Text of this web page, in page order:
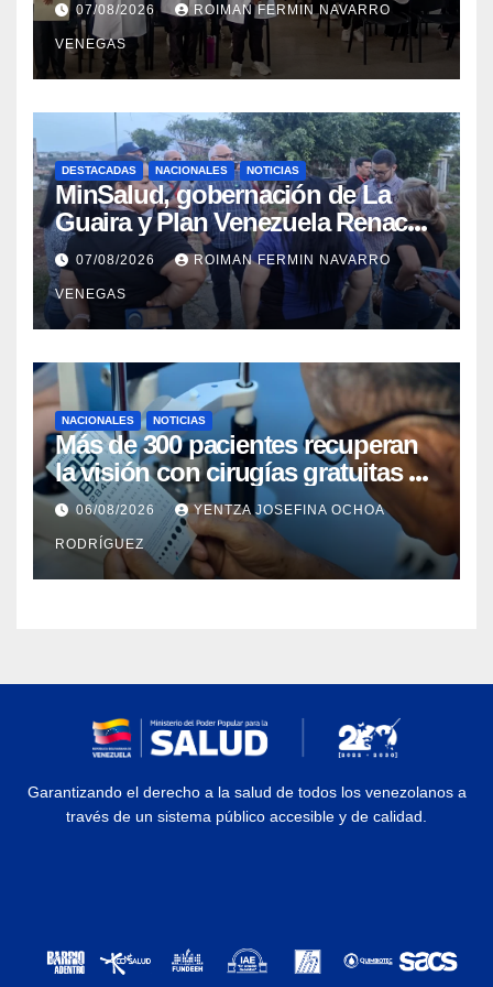
profesional
07/08/2026 ROIMAN FERMIN NAVARRO
VENEGAS
DESTACADAS NACIONALES NOTICIAS
MinSalud, gobernación de La
Guaira y Plan Venezuela Renace
iniciaron la rehabilitación integral
del Centro Psicofamiliar El Niño y
el Mar
07/08/2026 ROIMAN FERMIN NAVARRO
VENEGAS
NACIONALES NOTICIAS
Más de 300 pacientes recuperan
la visión con cirugías gratuitas de
cataratas en Zulia
06/08/2026 YENTZA JOSEFINA OCHOA
RODRÍGUEZ
Garantizando el derecho a la salud de todos los venezolanos a
través de un sistema público accesible y de calidad.